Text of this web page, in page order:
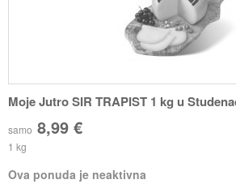
Moje Jutro SIR TRAPIST 1 kg u
samo 8,99 €
1 kg
Ova ponuda je neaktivna